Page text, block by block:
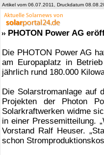
Artikel vom 06.07.2011, Druckdatum
PHOTON Power AG
Die PHOTON Power AG
am Europaplatz in
jährlich rund 180.000
Die Solarstromanlage auf
Projekten der Photon
Solarkraftwerken widme
in einer Pressemitteilung.
Vorstand Ralf Heuser.
schon